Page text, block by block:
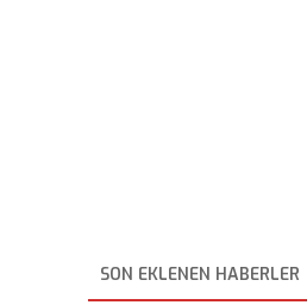
SON EKLENEN HABERLER